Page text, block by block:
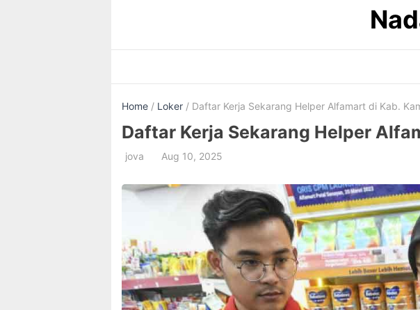
Home / Loker / Daftar Kerja Sekarang Helper Alfamart di Kab.
Daftar Kerja Sekarang Helper
jova Aug 10, 2025